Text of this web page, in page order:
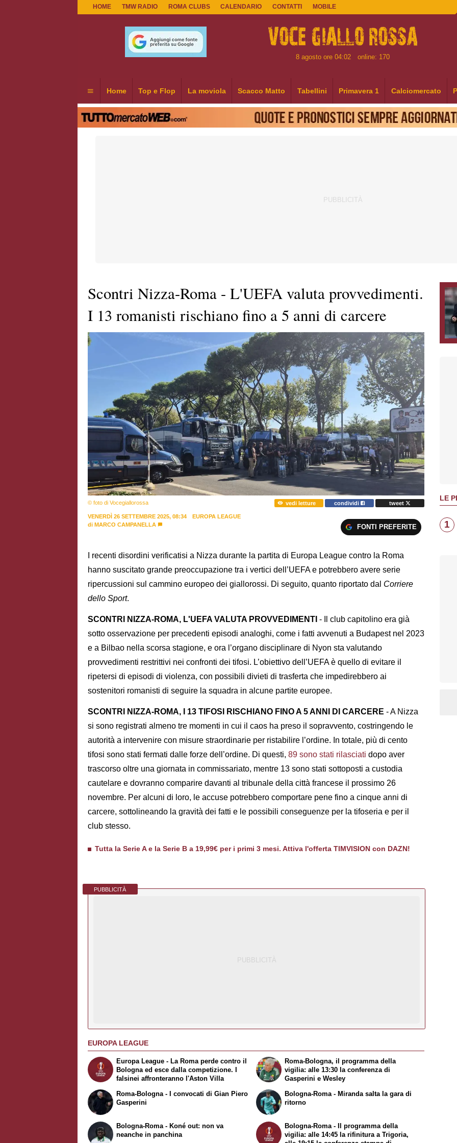
HOME TMW RADIO ROMA CLUBS CALENDARIO CONTATTI MOBILE
8 agosto ore 04:02 online: 170
Home Top e Flop La moviola Scacco Matto Tabellini Primavera 1 Calciomercato
Scontri Nizza-Roma - L'UEFA valuta provvedimenti.
I 13 romanisti rischiano fino a 5 anni di carcere
© foto di Vocegiallorossa vedi letture condividi tweet
VENERDÌ 26 SETTEMBRE 2025, 08:34
EUROPA LEAGUE
di MARCO CAMPANELLA FONTI PREFERITE
I recenti disordini verificatisi a Nizza durante la partita di Europa League contro la Roma
hanno suscitato grande preoccupazione tra i vertici dell’UEFA e potrebbero avere serie
ripercussioni sul cammino europeo dei giallorossi. Di seguito, quanto riportato dal Corriere
dello Sport.
SCONTRI NIZZA-ROMA, L'UEFA VALUTA PROVVEDIMENTI - Il club capitolino era già
sotto osservazione per precedenti episodi analoghi, come i fatti avvenuti a Budapest nel 2023
e a Bilbao nella scorsa stagione, e ora l’organo disciplinare di Nyon sta valutando
provvedimenti restrittivi nei confronti dei tifosi. L’obiettivo dell’UEFA è quello di evitare il
ripetersi di episodi di violenza, con possibili divieti di trasferta che impedirebbero ai
sostenitori romanisti di seguire la squadra in alcune partite europee.
SCONTRI NIZZA-ROMA, I 13 TIFOSI RISCHIANO FINO A 5 ANNI DI CARCERE - A Nizza
si sono registrati almeno tre momenti in cui il caos ha preso il sopravvento, costringendo le
autorità a intervenire con misure straordinarie per ristabilire l’ordine. In totale, più di cento
tifosi sono stati fermati dalle forze dell’ordine. Di questi, 89 sono stati rilasciati dopo aver
trascorso oltre una giornata in commissariato, mentre 13 sono stati sottoposti a custodia
cautelare e dovranno comparire davanti al tribunale della città francese il prossimo 26
novembre. Per alcuni di loro, le accuse potrebbero comportare pene fino a cinque anni di
carcere, sottolineando la gravità dei fatti e le possibili conseguenze per la tifoseria e per il
club stesso.
Tutta la Serie A e la Serie B a 19,99€ per i primi 3 mesi. Attiva l'offerta TIMVISION con DAZN!
PUBBLICITÀ
EUROPA LEAGUE
Europa League - La Roma perde contro il
Bologna ed esce dalla competizione. I
falsinei affronteranno l'Aston Villa
Roma-Bologna - I convocati di Gian Piero
Gasperini
Roma-Bologna, il programma della
vigilia: alle 13:30 la conferenza di
Gasperini e Wesley
Bologna-Roma - Miranda salta la gara di
ritorno
Bologna-Roma - Koné out: non va
neanche in panchina
Bologna-Roma - Il programma della
vigilia: alle 14:45 la rifinitura a Trigoria,
LE
1